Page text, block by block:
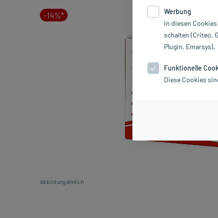
-14%*
Abbildung ähnlich
Werbung
In diesen
schalten (Criteo,
Plugin, Emarsys).
Funktionelle
Diese Cookies